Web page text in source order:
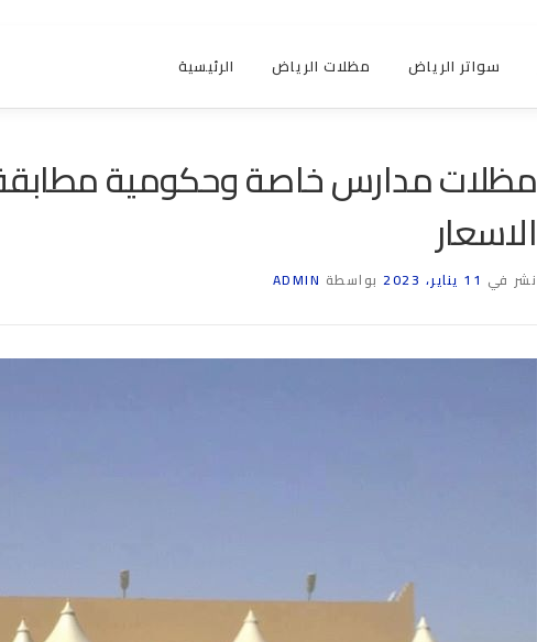
الرئيسية مظلات الرياض سواتر الرياض
مظلات مدارس خاصة وحكومية
الاسعار
نشر في 11 يناير، 2023 بواسطة ADMIN